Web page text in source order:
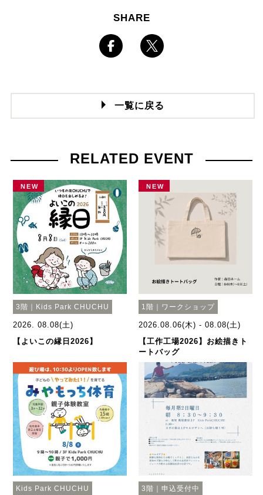
SHARE
一覧に戻る
RELATED EVENT
NEW
3階｜Kids Park CHUCHU
2026. 08.08(土)
【よいこの縁日2026】
NEW
1階｜ワークショップ
2026.08.06(木) - 08.08(土)
【工作工場2026】お絵描きト
ートバッグ
Kids Park CHUCHU 3階｜申込受付中